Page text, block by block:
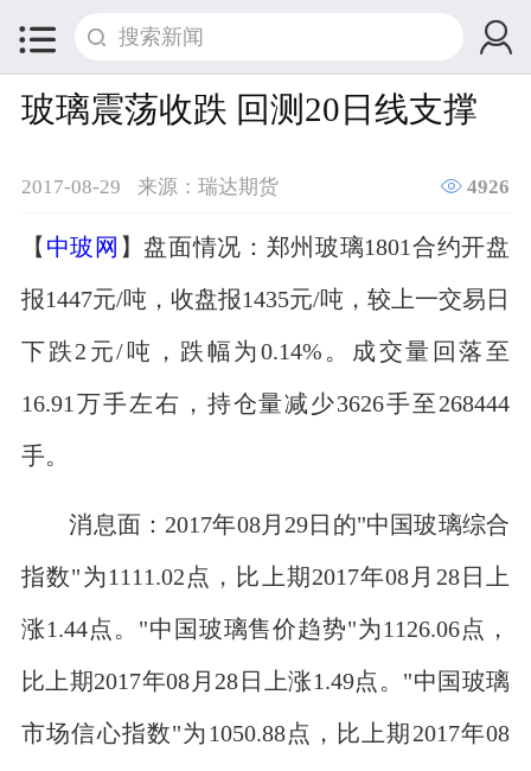
 
玻璃震荡收跌 回测20日线支撑
2017-08-29 来源：瑞达期货  4926
【 中玻网 】盘面情况：郑州玻璃1801合约开盘
报1447元/吨，收盘报1435元/吨，较上一交易日
下跌2元/吨，跌幅为0.14%。成交量回落至
16.91万手左右，持仓量减少3626手至268444
手。
消息面：2017年08月29日的"中国玻璃综合
指数"为1111.02点，比上期2017年08月28日上
涨1.44点。"中国玻璃售价趋势"为1126.06点，
比上期2017年08月28日上涨1.49点。"中国玻璃
市场信心指数"为1050.88点，比上期2017年08